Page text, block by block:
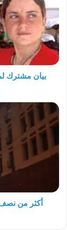
داك
لتنمية
المرأة
الايزيدية
و
منظمة
بيان مشترك
أكثر
من
نصف
المهاجرين
ماسة
للمساعداتأكثر من نصف